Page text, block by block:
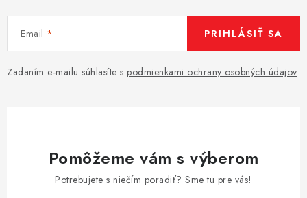
Email
Zadaním e-mailu súhlasíte s podmienkami ochrany osobných údajov
PRIHLÁSIŤ SA
Pomôžeme vám s výberom
Potrebujete s niečím poradiť? Sme tu pre vás!